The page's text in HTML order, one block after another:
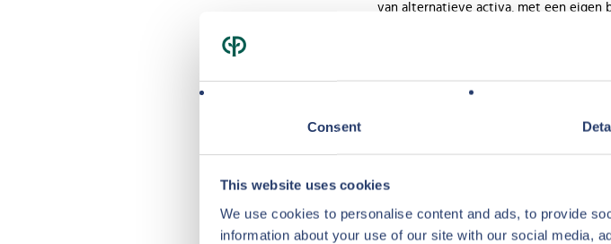
Consent
This website uses cookies
We use cookies to personalise content and ads, to provide
information about your use of our site with our social media,
van alternatieve activa, met een eigen
institutionele beleggers. Dankzij de
internationale middelen is Mubadala
Capital is een investeerder met
Franse pretparkgroep Looping
de Looping-groep sterker dan ooit
Mubadala Capital beschikt over een
Londen, San Francisco en Rio de Janeiro.
Wat houdt het bod in?